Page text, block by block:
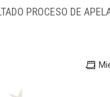
PROCESO DE